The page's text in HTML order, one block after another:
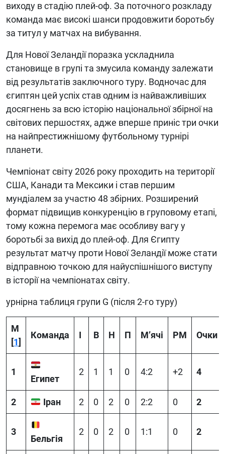
виходу в стадію плей-оф. За поточного розкладу
команда має високі шанси продовжити боротьбу
за титул у матчах на вибування.
Для Нової Зеландії поразка ускладнила
становище в групі та змусила команду залежати
від результатів заключного туру. Водночас для
єгиптян цей успіх став одним із найважливіших
досягнень за всю історію національної збірної на
світових першостях, адже вперше приніс три очки
на найпрестижнішому футбольному турнірі
планети.
Чемпіонат світу 2026 року проходить на території
США, Канади та Мексики і став першим
мундіалем за участю 48 збірних. Розширений
формат підвищив конкуренцію в груповому етапі,
тому кожна перемога має особливу вагу у
боротьбі за вихід до плей-оф. Для Єгипту
результат матчу проти Нової Зеландії може стати
відправною точкою для найуспішнішого виступу
в історії на чемпіонатах світу.
урнірна таблиця групи G (після 2-го туру)
М
[1]
Команда І В Н П М’ячі РМ Очки
1
Египет
2 1 1 0 4:2 +2 4
2 Іран 2 0 2 0 2:2 0 2
3
Бельгія
2 0 2 0 1:1 0 2